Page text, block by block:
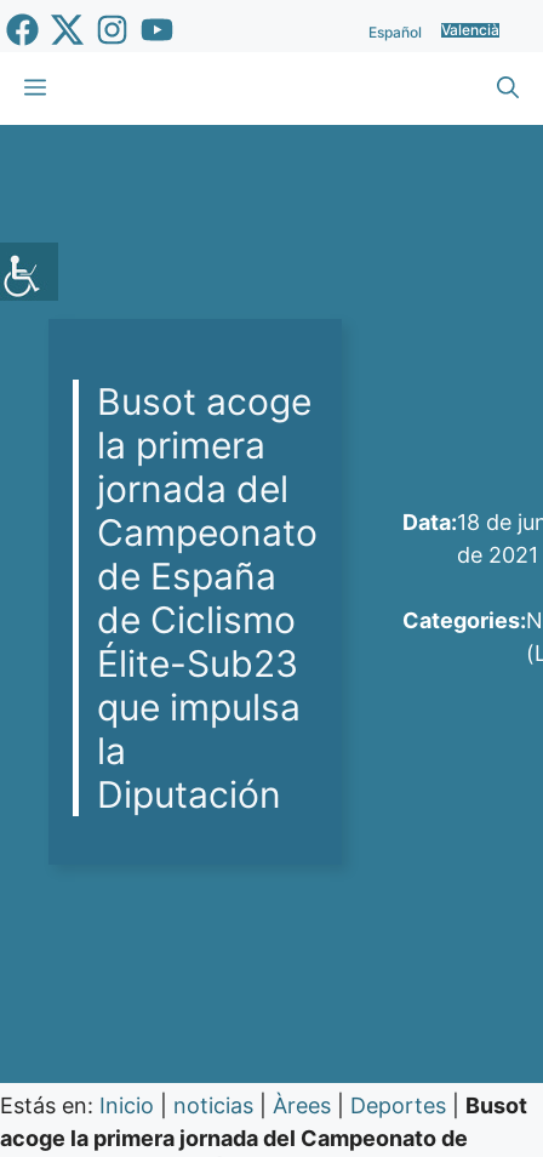
Vés
al
contingut
Español Valencià
Menu
Busot acoge
la primera
jornada del
Campeonato
de España
de Ciclismo
Élite-Sub23
que impulsa
la
Diputación
Data:18 de
de 2021
Categories:
Estás en: Inicio noticias Àrees Deportes
Busot
acoge la primera jornada del Campeonato de